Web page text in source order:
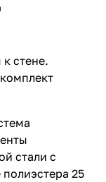
стене.
стали с
25